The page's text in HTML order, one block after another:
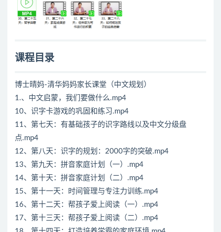
课程目录
博士晴妈-清华妈妈家长课堂（中文规划）
1.、中文启蒙，我们要做什么.mp4
10、识字卡游戏的巩固和练习.mp4
11、第七天：有基础孩子的识字路线以及中文分级盘
点.mp4
12、第八天：识字的规划：2000字的突破.mp4
13、第九天：拼音家庭计划（一）.mp4
14、第十天：拼音家庭计划（二）.mp4
15、第十一天：时间管理与专注力训练.mp4
16、第十二天：帮孩子爱上阅读（一）.mp4
17、第十三天：帮孩子爱上阅读（二）.mp4